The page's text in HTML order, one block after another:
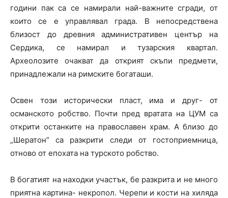
години пак са се намирали най-важните сгради, от
които се е управлявал града. В непосредствена
близост до древния административен център на
Сердика, се намирал и тузарския квартал.
Археолозите очакват да открият скъпи предмети,
принадлежали на римските богаташи.
Освен този исторически пласт, има и друг- от
османското робство. Почти пред вратата на ЦУМ са
открити останките на православен храм. А близо до
„Шератон” са разкрити следи от гостоприемница,
отново от епохата на турското робство.
В богатият на находки участък, бе разкрита и не много
приятна картина- некропол. Черепи и кости на хиляда